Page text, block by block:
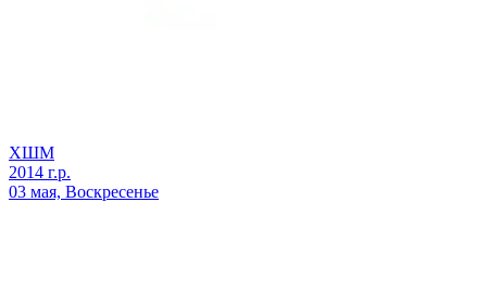
ХШМ
2014 г.р.
03 мая, Воскресенье